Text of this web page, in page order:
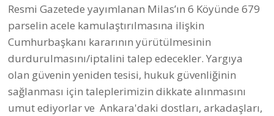
Resmi Gazetede yayımlanan Milas’ın 6 Köyünde 679
parselin acele kamulaştırılmasına ilişkin
Cumhurbaşkanı kararının yürütülmesinin
durdurulmasını/iptalini talep edecekler. Yargıya
olan güvenin yeniden tesisi, hukuk güvenliğinin
sağlanması için taleplerimizin dikkate alınmasını
umut ediyorlar ve Ankara'daki dostları, arkadaşları,